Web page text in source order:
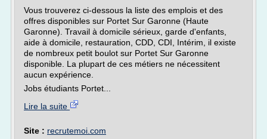
Vous trouverez ci-dessous la liste des emplois et des
offres disponibles sur Portet Sur Garonne (Haute
Garonne). Travail à domicile sérieux, garde d'enfants,
aide à domicile, restauration, CDD, CDI, Intérim, il existe
de nombreux petit boulot sur Portet Sur Garonne
disponible. La plupart de ces métiers ne nécessitent
aucun expérience.
Jobs étudiants Portet...
Lire la suite
Site : recrutemoi.com